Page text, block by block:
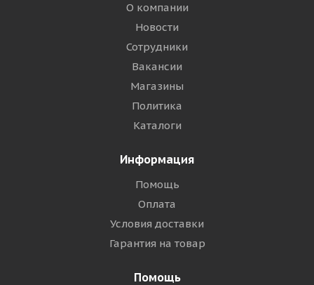
О компании
Новости
Сотрудники
Вакансии
Магазины
Политика
Каталоги
Информация
Помощь
Оплата
Условия доставки
Гарантия на товар
Помощь